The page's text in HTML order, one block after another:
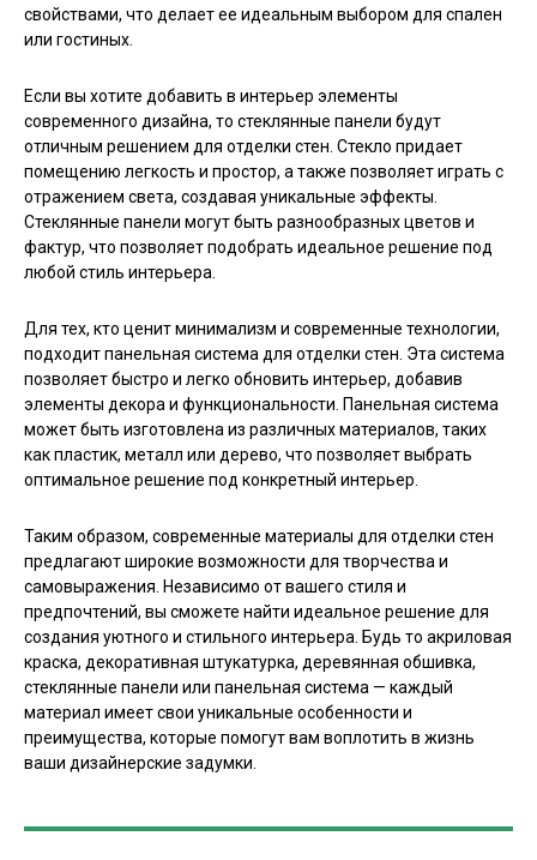
свойствами, что делает ее идеальным выбором для спален
или гостиных.
Если вы хотите добавить в интерьер элементы
современного дизайна, то стеклянные панели будут
отличным решением для отделки стен. Стекло придает
помещению легкость и простор, а также позволяет играть с
отражением света, создавая уникальные эффекты.
Стеклянные панели могут быть разнообразных цветов и
фактур, что позволяет подобрать идеальное решение под
любой стиль интерьера.
Для тех, кто ценит минимализм и современные технологии,
подходит панельная система для отделки стен. Эта система
позволяет быстро и легко обновить интерьер, добавив
элементы декора и функциональности. Панельная система
может быть изготовлена из различных материалов, таких
как пластик, металл или дерево, что позволяет выбрать
оптимальное решение под конкретный интерьер.
Таким образом, современные материалы для отделки стен
предлагают широкие возможности для творчества и
самовыражения. Независимо от вашего стиля и
предпочтений, вы сможете найти идеальное решение для
создания уютного и стильного интерьера. Будь то акриловая
краска, декоративная штукатурка, деревянная обшивка,
стеклянные панели или панельная система — каждый
материал имеет свои уникальные особенности и
преимущества, которые помогут вам воплотить в жизнь
ваши дизайнерские задумки.